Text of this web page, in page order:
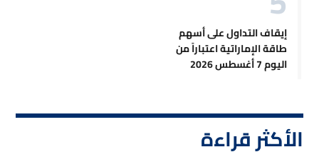
إيقاف التداول على أسهم
طاقة الإماراتية اعتباراً من
اليوم 7 أغسطس 2026
الأكثر قراءة